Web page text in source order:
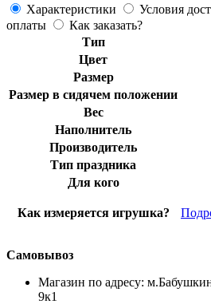
Характеристики
Условия
оплаты
Как заказать?
Тип
Цвет
Размер
Размер в сидячем положении
Вес
Наполнитель
Производитель
Тип праздника
Для кого
Как измеряется игрушка?
Самовывоз
Магазин по адресу:
9к1